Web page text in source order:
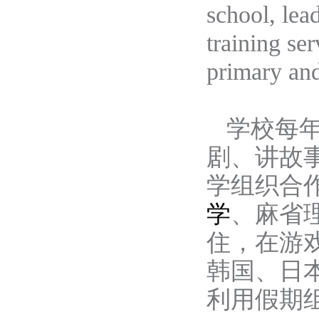
school,
training
primary
学校每
剧、讲故
学组织合
学、麻省
住，在游
韩国、日
利用假期